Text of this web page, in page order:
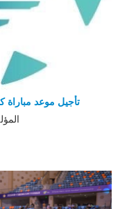
تأجيل موعد مباراة